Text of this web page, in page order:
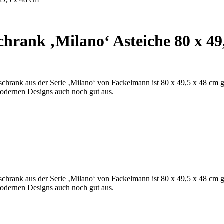
‚Milano‘ Asteiche 80 x
aus der Serie ‚Milano‘ von Fackelmann ist 80 x 49,5 x 48
Designs auch noch gut aus.
aus der Serie ‚Milano‘ von Fackelmann ist 80 x 49,5 x 48
Designs auch noch gut aus.